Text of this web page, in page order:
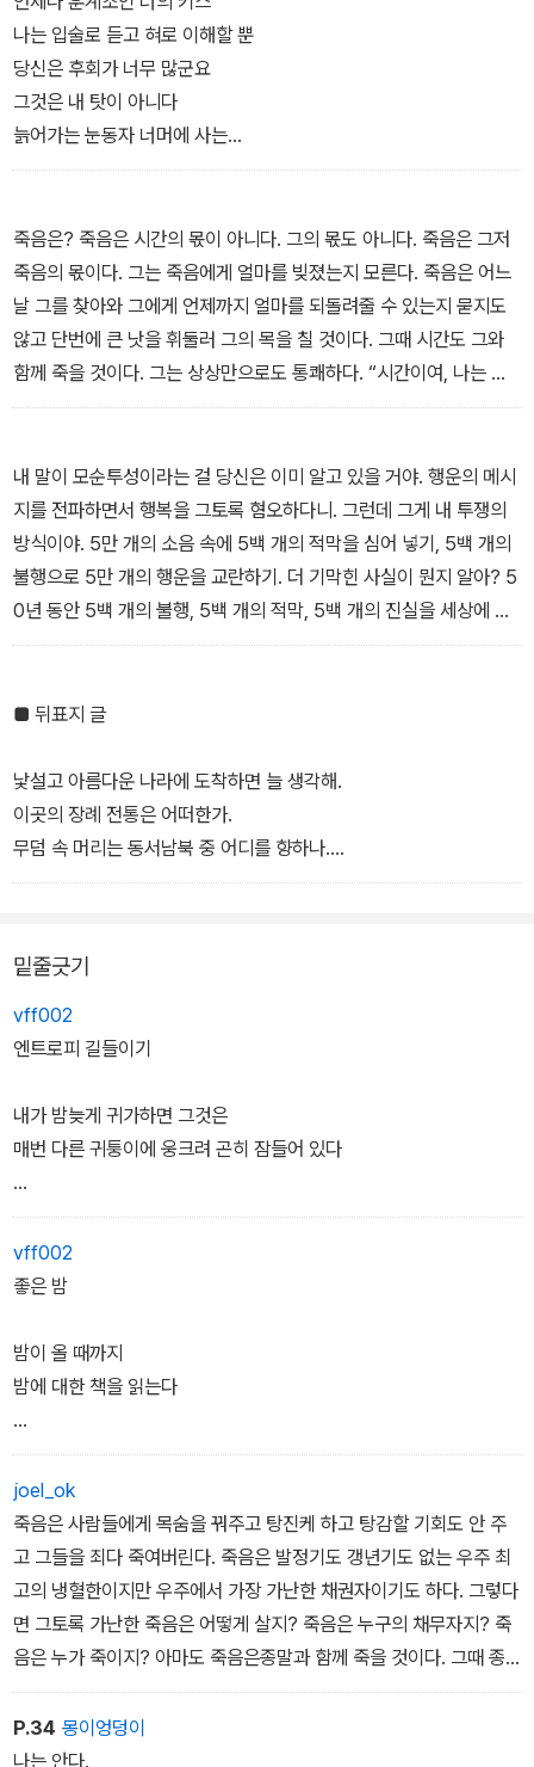
나는 천성 바깥에서 너와 함께 일생을 헤맬 것이다
돌아가고 싶다
떠나가고 싶은 것과 무관하게
나는 입술로 듣고 혀로 이해할 뿐
당신은 후회가 너무 많군요
그것은 내 탓이 아니다
늙어가는 눈동자 너머에 사는
늙지 않는 선수 탓이다
너는 나를 보며 고개를 가로젓는다
너와 나 사이에 파탄이 파다해진다
어디서부터 무엇이 잘못됐는가, 그러나
오늘은 오늘의 야구에만 몰두하자
―「오늘의 야구」 부분
죽음은? 죽음은 시간의 몫이 아니다. 그의 몫도 아니다. 죽음은 그저
죽음의 몫이다. 그는 죽음에게 얼마를 빚졌는지 모른다. 죽음은 어느
날 그를 찾아와 그에게 언제까지 얼마를 되돌려줄 수 있는지 묻지도
않고 단번에 큰 낫을 휘둘러 그의 목을 칠 것이다. 그때 시간도 그와
함께 죽을 것이다. 그는 상상만으로도 통쾌하다. “시간이여, 나는 이
제 두통도 사라져 편안히 관 속에 누울 수 있지만 너는 누울 곳 하나
―「복화술사의 구술사」 부분
내 말이 모순투성이라는 걸 당신은 이미 알고 있을 거야. 행운의 메시
지를 전파하면서 행복을 그토록 혐오하다니. 그런데 그게 내 투쟁의
방식이야. 5만 개의 소음 속에 5백 개의 적막을 심어 넣기, 5백 개의
불행으로 5만 개의 행운을 교란하기. 더 기막힌 사실이 뭔지 알아? 5
0년 동안 5백 개의 불행, 5백 개의 적막, 5백 개의 진실을 세상에 전
파했는데도 아무런 반응이 없었어. 상찬은커녕 불평도 혹평도 없었
잠잠한 거지? 내 저주의 능력은 인정받지 못한 건가? 나의 말 또한 소
만둘 수 없었어. 난 글쓰기 속에서만 해방될 수 있었고 유일무이해질
수 있었으니까. 나는 다시 생각했지. 그래, 이건 다른 누구도 아닌 바
로 나 자신을 위한 작업이야.
―「브라운이 브라운에게」 부분
■ 뒤표지 글
낯설고 아름다운 나라에 도착하면 늘 생각해.
이곳의 장례 전통은 어떠한가.
무덤 속 머리는 동서남북 중 어디를 향하나.
얼마나 좋을까?
물어봐도 화들짝 놀라지 않고
열쇠와 필기구를 말없이 건네준다면.
객사의 원래 뜻은 손님으로 죽는 것.
그때 밤하늘에 뜬 삐뚤빼뚤한 별자리 하나를
삐뚤빼뚤한 내 영혼에 딱 맞는 관으로 삼는 거지.
낯설고 아름다운 나라에 도착하면 늘 생각해.
사람이 죽으면 다시 태어날 수 있는가.
얼마나 좋을까?
죽는 곳은 여럿이어도
같은 세계에서 같은 사람들이랑
부디 단 한 번이라도
죽음이 서럽지 않을 때까지
모든 것을 다시 시작할 수 있다면.
처음부터 다시 시작할 수 있다면.
밑줄긋기
vff002
엔트로피 길들이기
내가 밤늦게 귀가하면 그것은
매번 다른 귀퉁이에 웅크려 곤히 잠들어 있다
나는 그것을 바라보며 생각한다
내 방엔 참 오묘한 꼭짓점들이 많이 있구나
아니오 라고 말한다
아니오 라고 말한다
아내가 뭔 소리냐 물으면
어젯밤 이상한 책을 읽었다고 답한다
그것은 책이 아니다
어느 날 아침 창문으로 들어왔기에
오후에 창문을 들락거리며
방이 지정한 부피의 할당량을 채우지 않기에
vff002
좋은 밤
밤이 올 때까지
밤에 대한 책을 읽는다
책장을 덮으면 밤은 이미
문지방 너머에 도착해 있다
얼마나 많은 동굴을 섭렵해야
저토록 검고 거대한 눈이 생기는가
매번 다른 사투리로 맞이하는 밤
밤은 날마다 고향이 달랐다
밤이 왔다
joel_ok
죽음은 사람들에게 목숨을 꿔주고 탕진케 하고 탕감할 기회도 안 주
고 그들을 죄다 죽여버린다. 죽음은 발정기도 갱년기도 없는 우주 최
고의 냉혈한이지만 우주에서 가장 가난한 채권자이기도 하다. 그렇다
면 그토록 가난한 죽음은 어떻게 살지? 죽음은 누구의 채무자지? 죽
음은 누가 죽이지? 아마도 죽음은종말과 함께 죽을 것이다. 그때 종
말도 죽음과 함께죽을 것이다. 그 누가 시간의 썩은 시체가 풍기는 악
취를 견디며 영원히 홀로 지낼 수 있겠는가?
P.34 몽이엉덩이
나는 안다.